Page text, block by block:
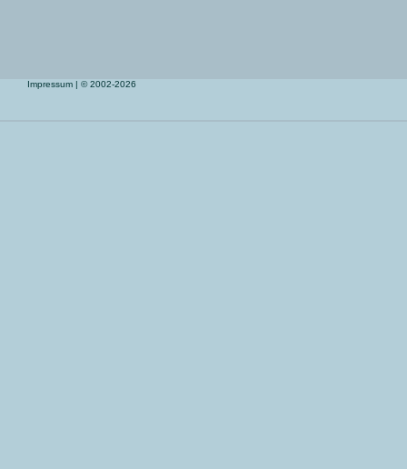
Impressum | © 2002-2026